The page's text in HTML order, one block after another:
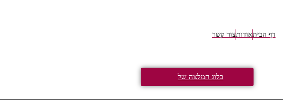
דף הביתאודותצור קשר
בלוג המלצה של